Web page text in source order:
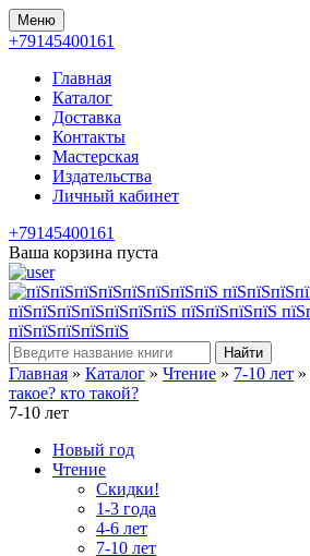
Меню
+79145400161
Главная
Каталог
Доставка
Контакты
Мастерская
Издательства
Личный кабинет
+79145400161
Ваша корзина пуста
Найти
Главная » Каталог » Чтение » 7-10 лет »
такое? кто такой?
7-10 лет
Новый год
Чтение
Скидки!
1-3 года
4-6 лет
7-10 лет